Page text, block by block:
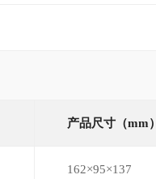
产品尺寸（mm）
162×95×137